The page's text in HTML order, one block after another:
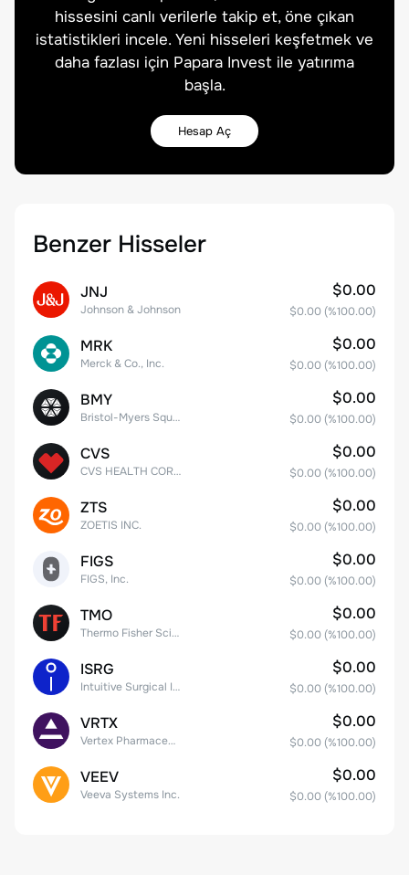
hissesini canlı verilerle takip et, öne çıkan
istatistikleri incele. Yeni hisseleri keşfetmek ve
daha fazlası için Papara Invest ile yatırıma
başla.
Hesap Aç
Benzer Hisseler
JNJ
Johnson & Johnson
$0.00
$0.00 (%100.00)
MRK
Merck & Co., Inc.
$0.00
$0.00 (%100.00)
BMY
Bristol-Myers Squibb Co.
$0.00
$0.00 (%100.00)
CVS
CVS HEALTH CORPORATION
$0.00
$0.00 (%100.00)
ZTS
ZOETIS INC.
$0.00
$0.00 (%100.00)
FIGS
FIGS, Inc.
$0.00
$0.00 (%100.00)
TMO
Thermo Fisher Scientific, Inc.
$0.00
$0.00 (%100.00)
ISRG
Intuitive Surgical Inc.
$0.00
$0.00 (%100.00)
VRTX
Vertex Pharmaceuticals Inc
$0.00
$0.00 (%100.00)
VEEV
Veeva Systems Inc.
$0.00
$0.00 (%100.00)